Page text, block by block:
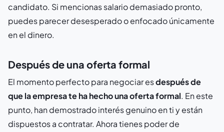
candidato. Si mencionas salario demasiado pronto,
puedes parecer desesperado o enfocado únicamente
en el dinero.
Después de una oferta formal
El momento perfecto para negociar esdespués de
que la empresa te ha hecho una oferta formal. En este
punto, han demostrado interés genuino en ti y están
dispuestos a contratar. Ahora tienes poder de